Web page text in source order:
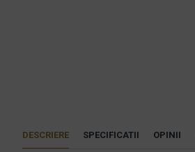
DESCRIERE SPECIFICATII OPINII